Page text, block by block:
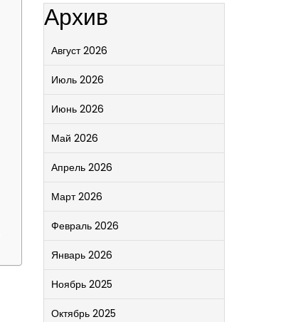
Архив
Август 2026
Июль 2026
Июнь 2026
Май 2026
Апрель 2026
Март 2026
Февраль 2026
Январь 2026
Ноябрь 2025
Октябрь 2025